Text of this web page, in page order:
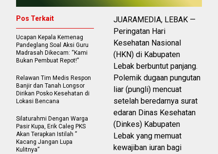
JUARAMEDIA, LEBAK —
Peringatan Hari
Kesehatan Nasional
(HKN) di Kabupaten
Lebak berbuntut panjang.
Polemik dugaan pungutan
liar (pungli) mencuat
setelah beredarnya surat
edaran Dinas Kesehatan
(Dinkes) Kabupaten
Lebak yang memuat
kewajiban iuran bagi
Pos Terkait
Ucapan Kepala Kemenag
Pandeglang Soal Aksi Guru
Madrasah Dikecam: “Kami
Bukan Pembuat Repot!”
Relawan Tim Medis Respon
Banjir dan Tanah Longsor
Dirikan Posko Kesehatan di
Lokasi Bencana
Silaturahmi Dengan Warga
Pasir Kupa, Erik Caleg PKS
Akan Terapkan Istilah ”
Kacang Jangan Lupa
Kulitnya”